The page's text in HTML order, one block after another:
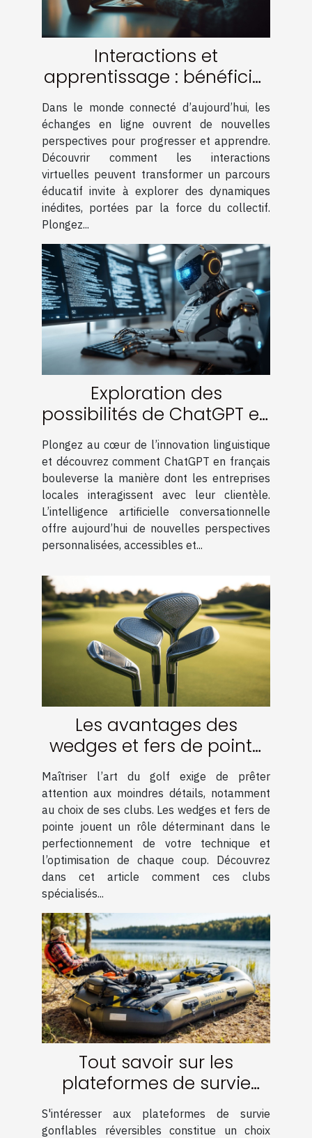
Interactions et
apprentissage : bénéficier
de la communauté en
ligne
Dans le monde connecté d’aujourd’hui, les
échanges en ligne ouvrent de nouvelles
perspectives pour progresser et apprendre.
Découvrir comment les interactions
virtuelles peuvent transformer un parcours
éducatif invite à explorer des dynamiques
inédites, portées par la force du collectif.
Plongez...
Exploration des
possibilités de ChatGPT en
français pour les
entreprises locales
Plongez au cœur de l’innovation linguistique
et découvrez comment ChatGPT en français
bouleverse la manière dont les entreprises
locales interagissent avec leur clientèle.
L’intelligence artificielle conversationnelle
offre aujourd’hui de nouvelles perspectives
personnalisées, accessibles et...
Les avantages des
wedges et fers de pointe
pour votre technique
Maîtriser l’art du golf exige de prêter
attention aux moindres détails, notamment
au choix de ses clubs. Les wedges et fers de
pointe jouent un rôle déterminant dans le
perfectionnement de votre technique et
l’optimisation de chaque coup. Découvrez
dans cet article comment ces clubs
spécialisés...
Tout savoir sur les
plateformes de survie
gonflables réversibles
S'intéresser aux plateformes de survie
gonflables réversibles constitue un choix